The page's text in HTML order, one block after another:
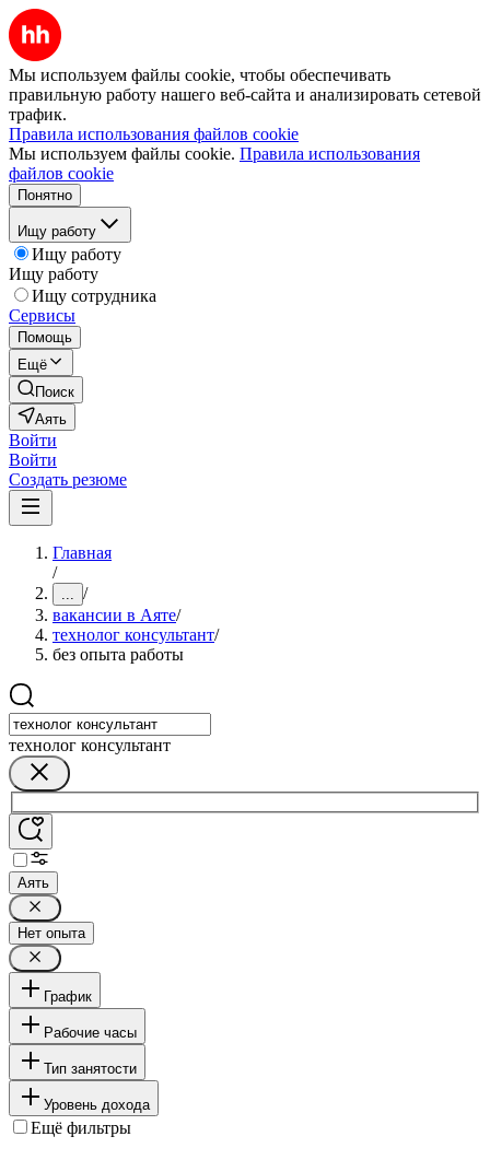
Мы используем файлы cookie, чтобы обеспечивать
правильную работу нашего веб-сайта и анализировать сетевой
трафик.
Правила использования файлов cookie
Мы используем файлы cookie. Правила использования
файлов cookie
Понятно
Ищу работу
Ищу работу
Ищу работу
Ищу сотрудника
Сервисы
Помощь
Ещё
Поиск
Аять
Войти
Войти
Создать резюме
Главная
/
... /
вакансии в Аяте/
технолог консультант/
без опыта работы
технолог консультант
Аять
Нет опыта
График
Рабочие часы
Тип занятости
Уровень дохода
Ещё фильтры